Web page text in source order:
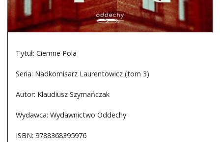
Tytuł: Ciemne Pola
Seria: Nadkomisarz Laurentowicz (tom 3)
Autor: Klaudiusz Szymańczak
Wydawca: Wydawnictwo Oddechy
ISBN: 9788368395976